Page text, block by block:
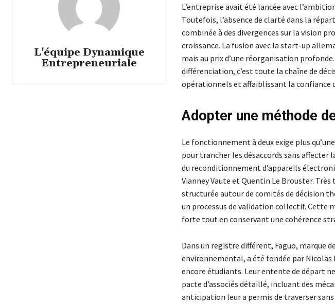
L'équipe Dynamique
Entrepreneuriale
L’entreprise avait été lancée avec
Toutefois, l’absence de clarté dans la
combinée à des divergences sur la vision
croissance. La fusion avec la start-up
mais au prix d’une réorganisation
différenciation, c’est toute la chaîne de
opérationnels et affaiblissant la confiance
Adopter une méthode
Le fonctionnement à deux exige plus
pour trancher les désaccords sans affecter
du reconditionnement d’appareils
Vianney Vaute et Quentin Le Brouster.
structurée autour de comités de décision
un processus de validation collectif. Cette
forte tout en conservant une cohérence
Dans un registre différent, Faguo, marque
environnemental, a été fondée par
encore étudiants. Leur entente de départ
pacte d’associés détaillé, incluant des
anticipation leur a permis de traverser